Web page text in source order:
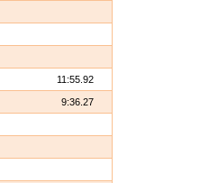
11:55.92
9:36.27